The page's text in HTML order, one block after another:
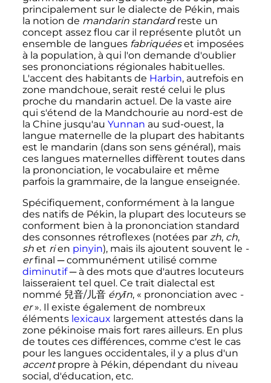
principalement sur le dialecte de Pékin, mais
la notion de mandarin standardreste un
concept assez flou car il représente plutôt un
ensemble de langues fabriquéeset imposées
à la population, à qui l'on demande d'oublier
ses prononciations régionales habituelles.
L'accent des habitants de Harbin, autrefois en
zone mandchoue, serait resté celui le plus
proche du mandarin actuel. De la vaste aire
qui s'étend de la Mandchourie au nord-est de
la Chine jusqu'au Yunnan au sud-ouest, la
langue maternelle de la plupart des habitants
est le mandarin (dans son sens général), mais
ces langues maternelles diffèrent toutes dans
la prononciation, le vocabulaire et même
parfois la grammaire, de la langue enseignée.
Spécifiquement, conformément à la langue
des natifs de Pékin, la plupart des locuteurs se
conforment bien à la prononciation standard
des consonnes rétroflexes (notées par zh, ch,
shet rien pinyin), mais ils ajoutent souvent le -
erfinal ─ communément utilisé comme
diminutif─ à des mots que d'autres locuteurs
laisseraient tel quel. Ce trait dialectal est
nommé 兒音/儿音 éryīn, « prononciation avec -
er ». Il existe également de nombreux
éléments lexicaux largement attestés dans la
zone pékinoise mais fort rares ailleurs. En plus
de toutes ces différences, comme c'est le cas
pour les langues occidentales, il y a plus d'un
accentpropre à Pékin, dépendant du niveau
social, d'éducation, etc.